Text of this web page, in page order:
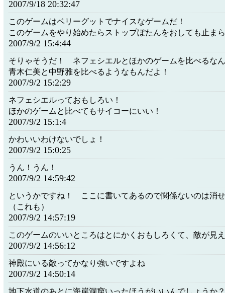
2007/9/18 20:32:47
このゲームはベリーグットでナイスなゲームだ！
このゲームをやり始めたらストップぼたんをおしても止ま
2007/9/2 15:4:44
そりゃそうだ！ ネフェシエルとほかのゲームを比べるな
青木仁美と中野雅を比べるようなもんだよ！
2007/9/2 15:2:29
ネフェシエルっておもしろい！
ほかのゲームと比べてもサイコーにいい！
2007/9/2 15:1:4
かわいいわけないでしょ！
2007/9/2 15:0:25
うん！うん！
2007/9/2 14:59:42
というかですね！ ここに書いてあるので関係ないのは消
（これも）
2007/9/2 14:57:19
このゲームのいいところはとにかくおもしろくて、敵が見
2007/9/2 14:56:12
神殿にいる敵ってかなり強いですよね
2007/9/2 14:50:14